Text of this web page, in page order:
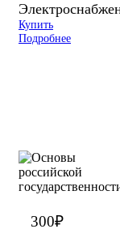
Купить
Подробнее
300₽